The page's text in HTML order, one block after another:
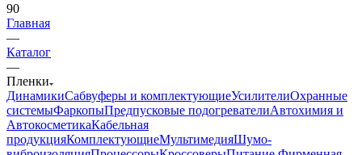
90
Главная
—
Каталог
—
Пленки
ДинамикиСабвуферы и комплектующиеУсилителиОхранные
системыФаркопыПредпусковые подогревателиАвтохимия и
АвтокосметикаКабельная
продукцияКомплектующиеМультимедияШумо-